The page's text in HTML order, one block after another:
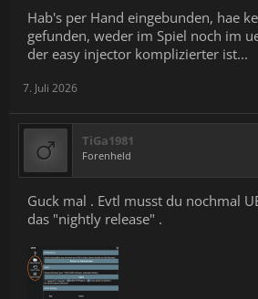
Hab's per Hand eingebunden, hae
gefunden, weder im Spiel noch im
der easy injector komplizierter ist...
7. Juli 2026
TiGa1981
Forenheld
Guck mal . Evtl musst du nochmal
das "nightly release" .